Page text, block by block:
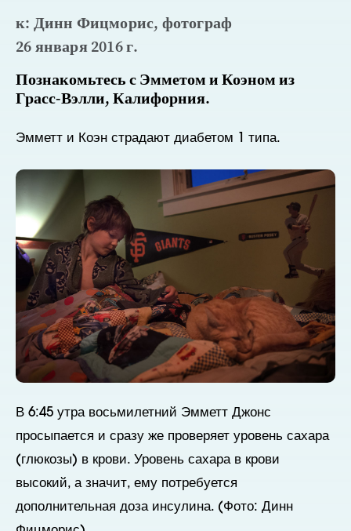
к: Динн Фицморис, фотограф
26 января 2016 г.
Познакомьтесь с Эмметом и Коэном из
Грасс-Вэлли, Калифорния.
Эмметт и Коэн страдают диабетом 1 типа.
В 6:45 утра восьмилетний Эмметт Джонс
просыпается и сразу же проверяет уровень сахара
(глюкозы) в крови. Уровень сахара в крови
высокий, а значит, ему потребуется
дополнительная доза инсулина. (Фото: Динн